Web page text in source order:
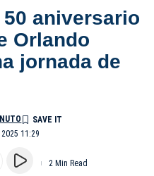
aniversario
Orlando
jornada de
11:29
2 Min Read